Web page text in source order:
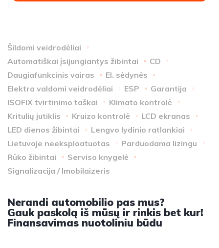
Šildomi veidrodėliai
Automatiškai įsijungiantys žibintai
CD
Daugiafunkcinis vairas
El. sėdynės
Elektra valdomi veidrodėliai
ESP
Garantija
ISOFIX tvirtinimo taškai
Klimato kontrolė
Kritulių jutiklis
Kruizo kontrolė
LCD ekranas
LED dienos žibintai
Lengvo lydinio ratlankiai
Lietuvoje neeksploatuotas
Parduodama lizingu
Rūko žibintai
Serviso knygelė
Signalizacija / Imobilaizeris
Nerandi automobilio pas mus?
Gauk paskolą iš mūsų ir rinkis bet kur!
Finansavimas nuotoliniu būdu